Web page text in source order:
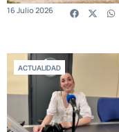
16 Julio 2026
ACTUALIDAD